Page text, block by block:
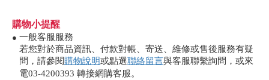
購物小提醒
● 一般客服服務
若您對於商品資訊、付款對帳、寄送、維修或售後服務有疑
問，請參閱購物說明或點選聯絡留言與客服聯繫詢問，或來
電03-4200393 轉接網購客服。